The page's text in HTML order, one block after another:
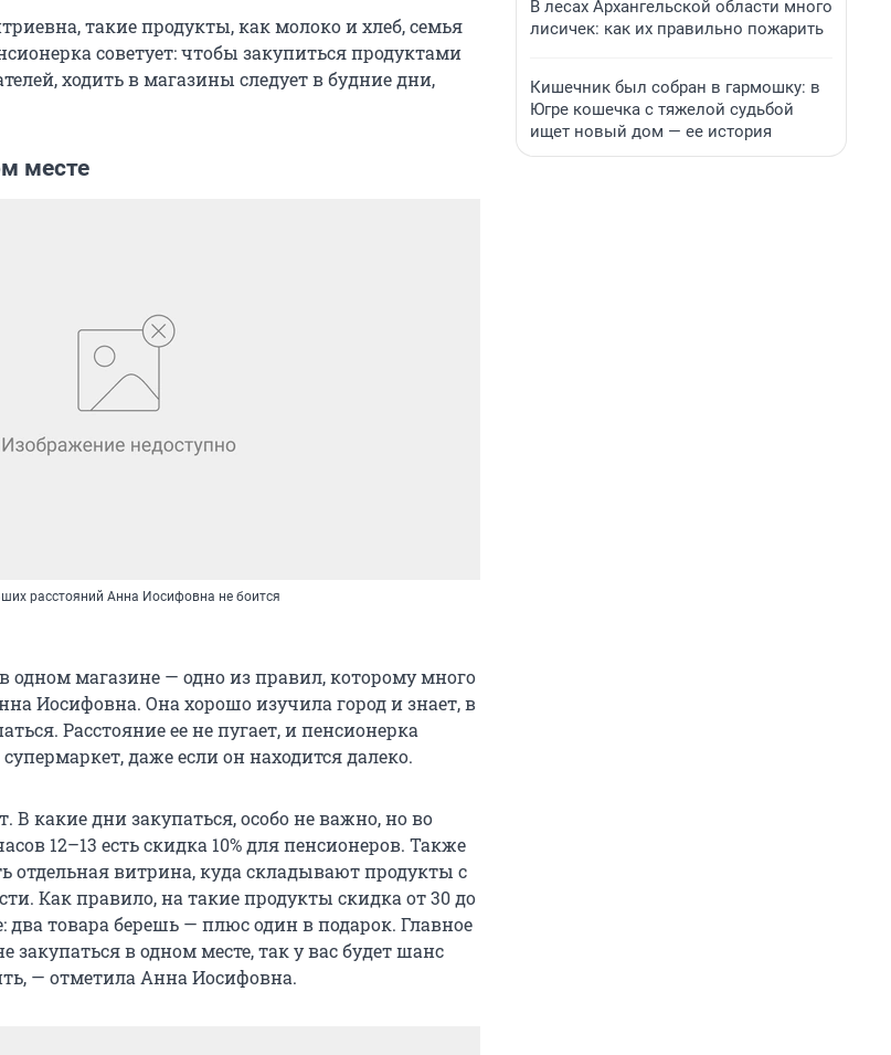
такие продукты, как молоко и хлеб, семья
советует: чтобы закупиться продуктами
ходить в магазины следует в будние дни,
месте
расстояний Анна Иосифовна не боится
одном магазине — одно из правил, которому много
Иосифовна. Она хорошо изучила город и знает, в
Расстояние ее не пугает, и пенсионерка
даже если он находится далеко.
В какие дни закупаться, особо не важно, но во
12–13 есть скидка 10% для пенсионеров. Также
отдельная витрина, куда складывают продукты с
Как правило, на такие продукты скидка от 30 до
товара берешь — плюс один в подарок. Главное
закупаться в одном месте, так у вас будет шанс
— отметила Анна Иосифовна.
В лесах Архангельской области много
лисичек: как их правильно пожарить
Кишечник был собран в гармошку: в
Югре кошечка с тяжелой судьбой
ищет новый дом — ее история